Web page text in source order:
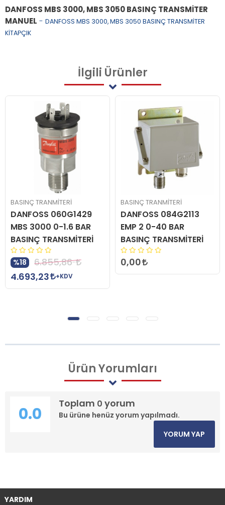
DANFOSS MBS 3000, MBS 3050 BASINÇ TRANSMİTER
MANUEL - DANFOSS MBS 3000, MBS 3050 BASINÇ TRANSMİTER
KİTAPÇIK
İlgili Ürünler
BASINÇ TRANMİTERİ
DANFOSS 060G1429
MBS 3000 0-1.6 BAR
BASINÇ TRANSMİTERİ
%18
6.855,86
4.693,23
+KDV
BASINÇ TRANMİTERİ
DANFOSS 084G2113
EMP 2 0-40 BAR
BASINÇ TRANSMİTERİ
0,00
ÜrünYorumları
Toplam 0 yorum
Bu ürüne henüz yorum yapılmadı.
0.0
YORUM YAP
YARDIM